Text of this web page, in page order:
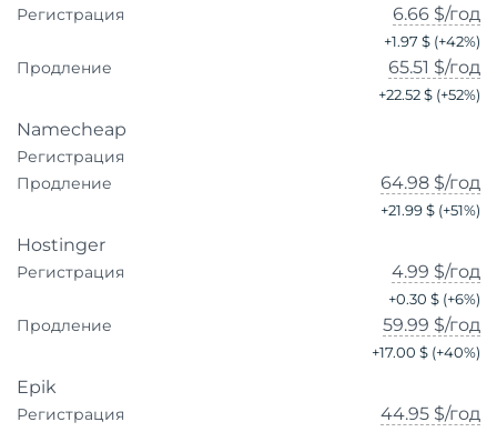
Регистрация 6.66 $/год
+1.97 $ (+42%)
Продление 65.51 $/год
+22.52 $ (+52%)
Namecheap
Регистрация
Продление
64.98 $/год
+21.99 $ (+51%)
Hostinger
Регистрация 4.99 $/год
+0.30 $ (+6%)
Продление 59.99 $/год
+17.00 $ (+40%)
Epik
Регистрация 44.95 $/год